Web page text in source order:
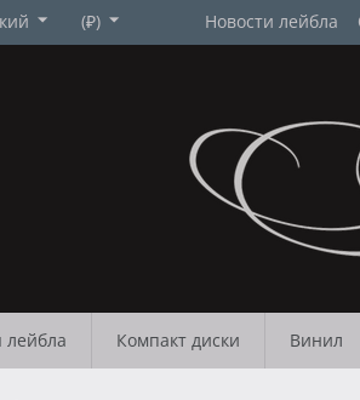
(₽) Новости лейбла
лейбла Компакт диски Винил